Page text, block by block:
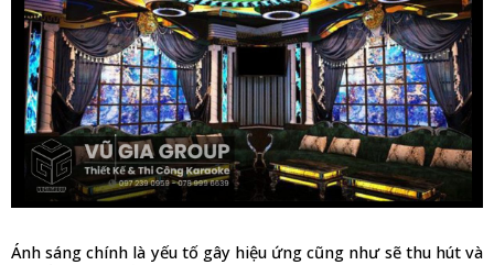
Ánh sáng chính là yếu tố gây hiệu ứng cũng như sẽ thu hút và